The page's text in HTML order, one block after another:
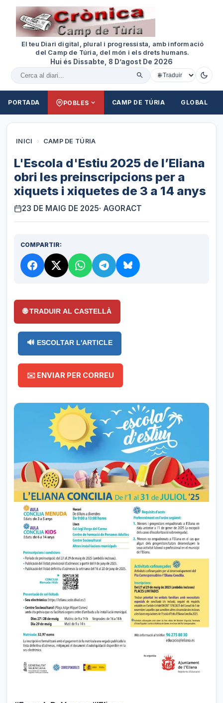
El teu Diari digital, plural i progressista, amb informació
del Camp de Túria, del món i els drets humans.
Hui és Dissabte, 8 D’agost De 2026
Cercar al diari
PORTADA POBLES CAMP DE TÚRIA GLOBAL
INICI › CAMP DE TÚRIA
L'Escola d'Estiu 2025 de l’Eliana
obri les preinscripcions per a
xiquets i xiquetes de 3 a 14 anys
23 DE MAIG DE 2025· AGORACT
COMPARTIR:
🌐 TRADUIR AL CASTELLÀ
🔊 ESCOLTAR L'ARTICLE
✉️ ENVIAR PER CORREU